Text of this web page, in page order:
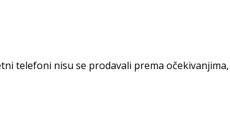
telefoni nisu se prodavali prema